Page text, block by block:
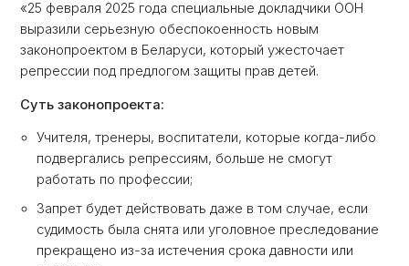
«25 февраля 2025 года специальные докладчики ООН
выразили серьезную обеспокоенность новым
законопроектом в Беларуси, который ужесточает
репрессии под предлогом защиты прав детей.
Суть законопроекта:
Учителя, тренеры, воспитатели, которые когда-либо
подвергались репрессиям, больше не смогут
работать по профессии;
Запрет будет действовать даже в том случае, если
судимость была снята или уголовное преследование
прекращено из-за истечения срока давности или